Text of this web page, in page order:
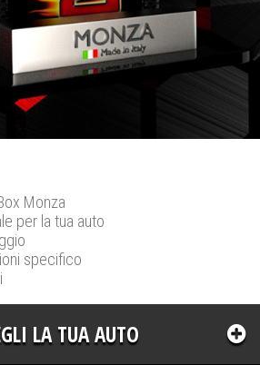
Monza
per la tua auto
specifico
LA TUA AUTO